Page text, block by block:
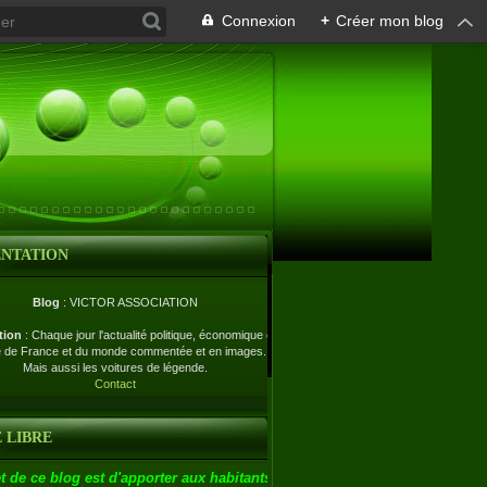
Connexion + Créer mon blog
Blog : VICTOR ASSOCIATION
: Chaque jour l'actualité politique, économique et
de France et du monde commentée et en images.
Mais aussi les voitures de légende.
Contact
LIBRE
de ce blog est d'apporter aux habitants